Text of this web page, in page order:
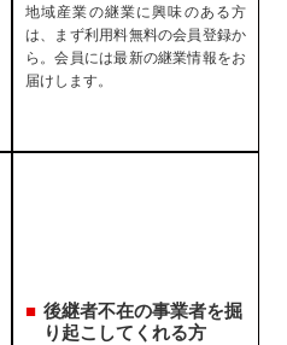
地域産業の継業に興味のある方
は、まず利用料無料の会員登録か
ら。会員には最新の継業情報をお
届けします。
後継者不在の事業者を掘
り起こしてくれる方